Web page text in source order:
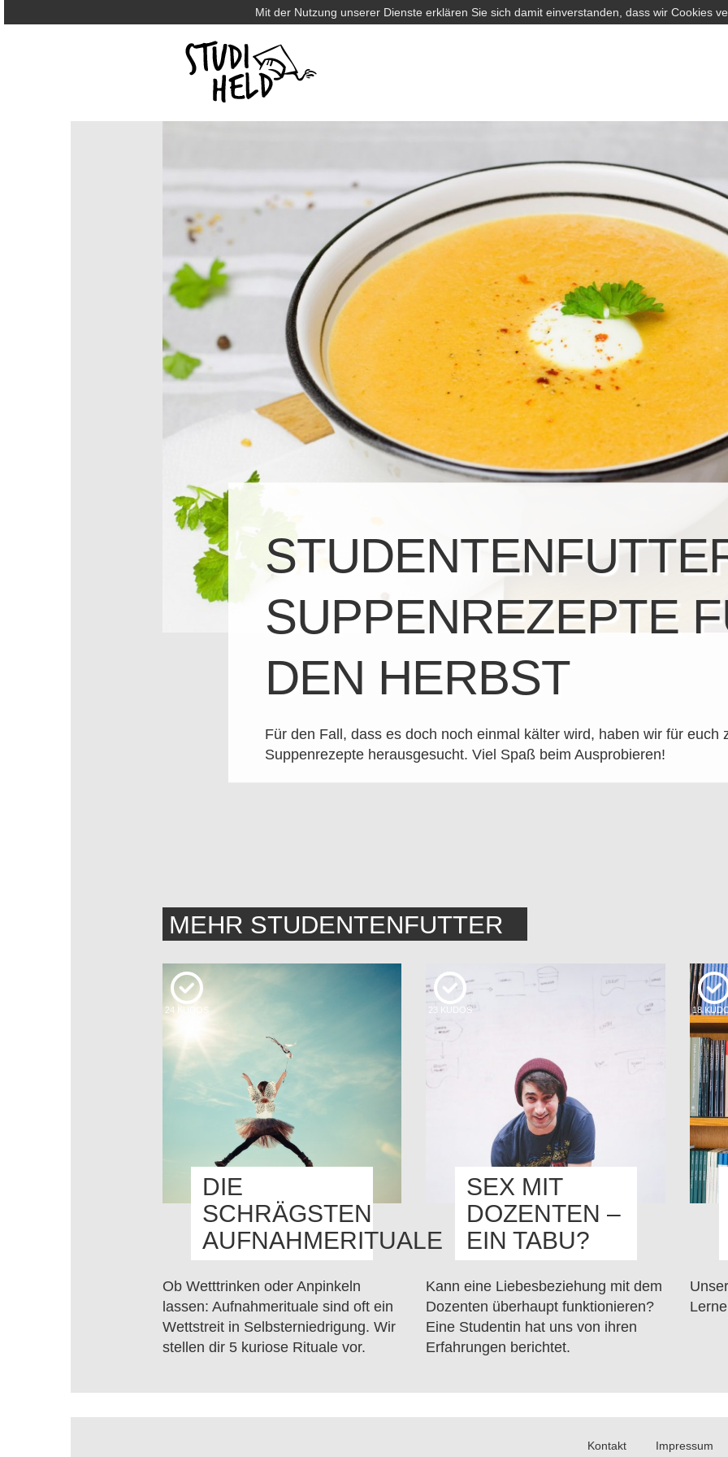
Mit der Nutzung unserer Dienste erklären Sie sich damit einverstanden, dass wir Cookies
SUPPENREZEPTE
DEN HERBST
Für den Fall, dass es doch noch einmal kälter wird, haben wir für euch
Suppenrezepte herausgesucht. Viel Spaß beim Ausprobieren!
MEHR STUDENTENFUTTER
24 KUDOS
DIE
SCHRÄGSTEN
AUFNAHMERITUALE
Ob Wetttrinken oder Anpinkeln
lassen: Aufnahmerituale sind oft ein
Wettstreit in Selbsterniedrigung. Wir
stellen dir 5 kuriose Rituale vor.
23 KUDOS
SEX MIT
DOZENTEN –
EIN TABU?
Kann eine Liebesbeziehung mit dem
Dozenten überhaupt funktionieren?
Eine Studentin hat uns von ihren
Erfahrungen berichtet.
18
Kontakt Impressum